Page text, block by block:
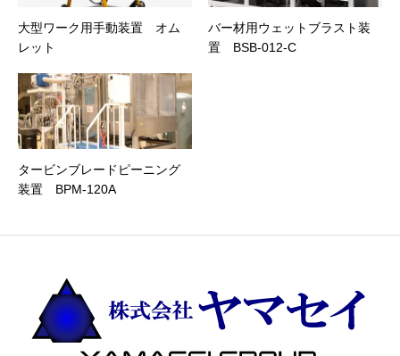
大型ワーク用手動装置 オム
レット
バー材用ウェットブラスト装
置 BSB-012-C
タービンブレードピーニング
装置 BPM-120A